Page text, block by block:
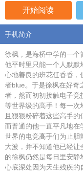
开始阅读
手机简介
徐枫，是海桥中学的一个
他平时里只能一个人默
心地善良的班花任香香，
者blue。于是徐枫在好奇
者，然而初初接触电子
等世界级的高手！每一
且狠狠粉碎着这些高手
而普通的他一直平凡地在
世界的电竞高手们为止胆
大波，并不知道他已经
的徐枫仍然是每日里安
心底深处因为天生残疾的